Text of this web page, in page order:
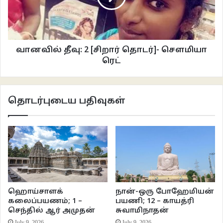
ஆறு தாண்டி படிக்கப்போன ஊரின் முதல் பெண் ஆனார் மோகனா. மூன்றாம்
வானவில் தீவு: 2 [சிறார் தொடர்]- சௌமியா
ரெட்
தொடர்புடைய பதிவுகள்
ஹொய்சாளக்
கலைப்பயணம்; 1 –
செந்தில் ஆர் அமுதன்
நான்-ஒரு போஹேமியன்
பயணி; 12 – காயத்ரி
சுவாமிநாதன்